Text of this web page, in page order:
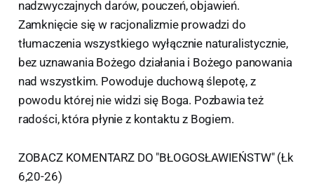
nadzwyczajnych darów, pouczeń, objawień.
Zamknięcie się w racjonalizmie prowadzi do
tłumaczenia wszystkiego wyłącznie naturalistycznie,
bez uznawania Bożego działania i Bożego panowania
nad wszystkim. Powoduje duchową ślepotę, z
powodu której nie widzi się Boga. Pozbawia też
radości, która płynie z kontaktu z Bogiem.
ZOBACZ KOMENTARZ DO "BŁOGOSŁAWIEŃSTW" (Łk
6,20-26)